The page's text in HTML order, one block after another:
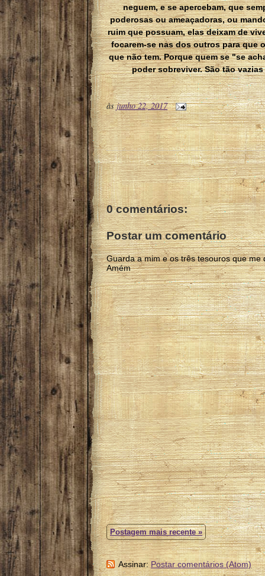
neguem, e se apercebam, que
poderosas ou ameaçadoras, ou
ruim que possuam, elas deixam de
focarem-se nas dos outros para que
que não tem. Porque quem se "se
poder sobreviver. São tão
àsjunho 22, 2017
0 comentários:
Postar um comentário
Guarda a mim e os três tesouros que me
Amém
Postagem mais recente »
Assinar: Postar comentários (Atom)